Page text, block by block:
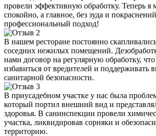
провели эффективную обработку. Теперь я
спокойно, а главное, без зуда и
профессиональный подход!
В нашем ресторане постоянно
соседних нежилых помещений.
нами договор на регулярную обработку,
избавиться от вредителей и поддерживать
санитарной безопасности.
В приусадебном участке у нас была
который портил внешний вид и
здоровья. В санинспекции провели
участка, ликвидировав сорняки и
территорию.